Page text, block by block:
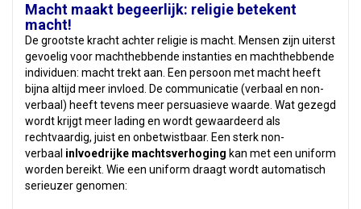
Macht maakt begeerlijk: religie betekent
macht!
De grootste kracht achter religie is macht. Mensen zijn uiterst
gevoelig voor machthebbende instanties en machthebbende
individuen: macht trekt aan. Een persoon met macht heeft
bijna altijd meer invloed. De communicatie (verbaal en non-
verbaal) heeft tevens meer persuasieve waarde. Wat gezegd
wordt krijgt meer lading en wordt gewaardeerd als
rechtvaardig, juist en onbetwistbaar. Een sterk non-
verbaal inlvoedrijke machtsverhoging kan met een uniform
worden bereikt. Wie een uniform draagt wordt automatisch
serieuzer genomen: